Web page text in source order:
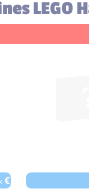
LEGO
€